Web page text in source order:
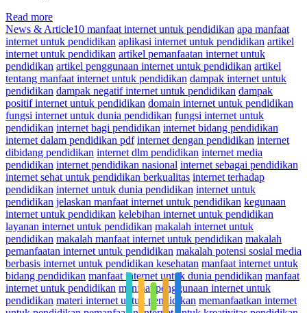
Read more
News & Article10 manfaat internet untuk pendidikan apa manfaat
internet untuk pendidikan aplikasi internet untuk pendidikan artikel
internet untuk pendidikan artikel pemanfaatan internet untuk
pendidikan artikel penggunaan internet untuk pendidikan artikel
tentang manfaat internet untuk pendidikan dampak internet untuk
pendidikan dampak negatif internet untuk pendidikan dampak
positif internet untuk pendidikan domain internet untuk pendidikan
fungsi internet untuk dunia pendidikan fungsi internet untuk
pendidikan internet bagi pendidikan internet bidang pendidikan
internet dalam pendidikan pdf internet dengan pendidikan internet
dibidang pendidikan internet dlm pendidikan internet media
pendidikan internet pendidikan nasional internet sebagai pendidikan
internet sehat untuk pendidikan berkualitas internet terhadap
pendidikan internet untuk dunia pendidikan internet untuk
pendidikan jelaskan manfaat internet untuk pendidikan kegunaan
internet untuk pendidikan kelebihan internet untuk pendidikan
layanan internet untuk pendidikan makalah internet untuk
pendidikan makalah manfaat internet untuk pendidikan makalah
pemanfaatan internet untuk pendidikan makalah potensi sosial media
berbasis internet untuk pendidikan kesehatan manfaat internet untuk
bidang pendidikan manfaat internet untuk dunia pendidikan manfaat
internet untuk pendidikan manfaat penggunaan internet untuk
pendidikan materi internet untuk pendidikan memanfaatkan internet